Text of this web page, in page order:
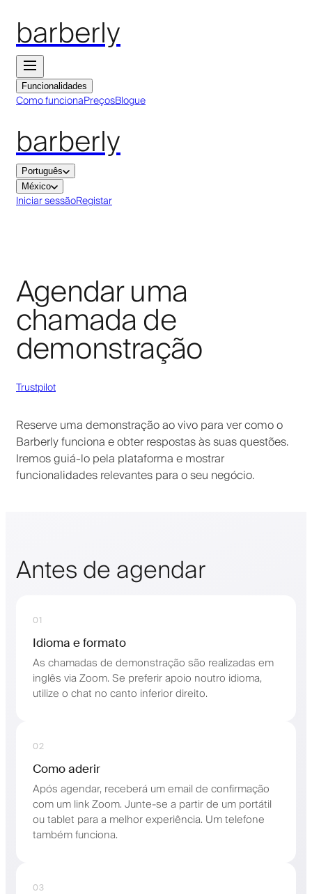
barberly
Funcionalidades
Como funcionaPreçosBlogue
barberly
Português
México
Iniciar sessãoRegistar
Agendar uma
chamada de
demonstração
Trustpilot
Reserve uma demonstração ao vivo para ver como o
Barberly funciona e obter respostas às suas questões.
Iremos guiá-lo pela plataforma e mostrar
funcionalidades relevantes para o seu negócio.
Antes de agendar
01
Idioma e formato
As chamadas de demonstração são realizadas em
inglês via Zoom. Se preferir apoio noutro idioma,
utilize o chat no canto inferior direito.
02
Como aderir
Após agendar, receberá um email de confirmação
com um link Zoom. Junte-se a partir de um portátil
ou tablet para a melhor experiência. Um telefone
também funciona.
03